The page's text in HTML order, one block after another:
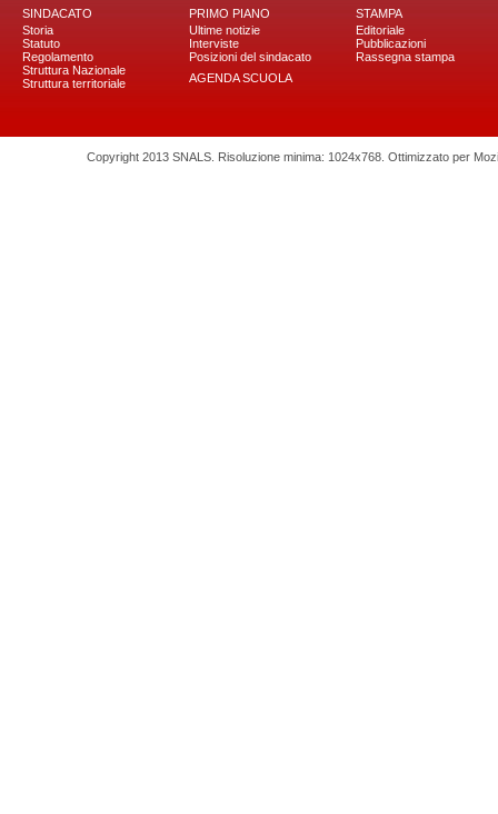
SINDACATO
Storia
Statuto
Regolamento
Struttura Nazionale
Struttura territoriale
PRIMO PIANO
Ultime notizie
Interviste
Posizioni del sindacato
AGENDA SCUOLA
STAMPA
Editoriale
Pubblicazioni
Rassegna stampa
Copyright 2013 SNALS. Risoluzione minima: 1024x768. Ottimizzato per